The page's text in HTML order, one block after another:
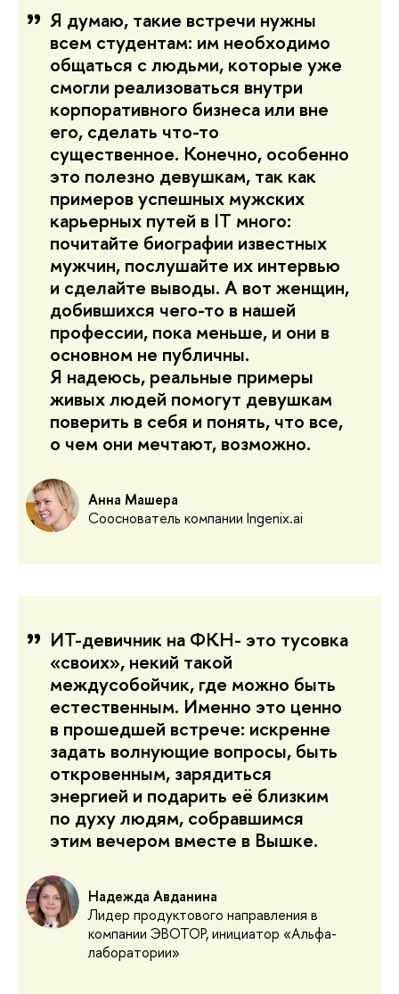
Я думаю, такие встречи нужны
всем студентам: им необходимо
общаться с людьми, которые уже
смогли реализоваться внутри
корпоративного бизнеса или вне
его, сделать что-то
существенное. Конечно, особенно
это полезно девушкам, так как
примеров успешных мужских
карьерных путей в IT много:
почитайте биографии известных
мужчин, послушайте их интервью
и сделайте выводы. А вот женщин,
добившихся чего-то в нашей
профессии, пока меньше, и они в
основном не публичны.
Я надеюсь, реальные примеры
живых людей помогут девушкам
поверить в себя и понять, что все,
о чем они мечтают, возможно.
Анна Машера
Сооснователь компании Ingenix.ai
ИТ-девичник на ФКН- это тусовка
«своих», некий такой
междусобойчик, где можно быть
естественным. Именно это ценно
в прошедшей встрече: искренне
задать волнующие вопросы, быть
откровенным, зарядиться
энергией и подарить её близким
по духу людям, собравшимся
этим вечером вместе в Вышке.
Надежда Авданина
Лидер продуктового направления в
компании ЭВОТОР, инициатор «Альфа-
лаборатории»